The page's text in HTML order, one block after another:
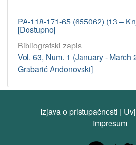
PA-118-171-65 (655062) (13 –
[Dostupno]
Bibliografski zapis
Vol. 63, Num. 1 (January - March
Grabarić Andonovski]
Izjava o pristupačnosti |
Impresum